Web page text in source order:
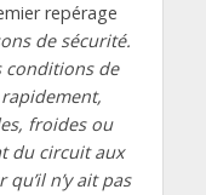
repérage
de sécurité.
conditions de
froides ou
du circuit aux
n’y ait pas